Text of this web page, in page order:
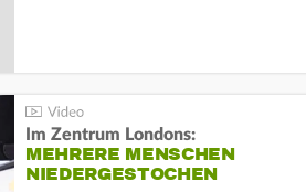
Im Zentrum Londons:
MEHRERE MENSCHEN
NIEDERGESTOCHEN